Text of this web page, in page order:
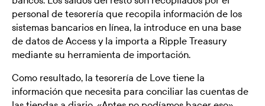
personal de tesorería que recopila información de los
sistemas bancarios en línea, la introduce en una base
de datos de Access y la importa a Ripple Treasury
mediante su herramienta de importación.
Como resultado, la tesorería de Love tiene la
información que necesita para conciliar las cuentas de